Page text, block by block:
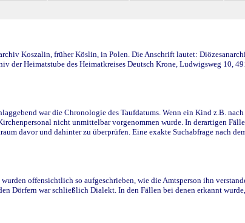
Koszalin, früher Köslin, in Polen. Die Anschrift lautet:
der Heimatstube des Heimatkreises Deutsch Krone, Ludwigsweg 10,
war die Chronologie des Taufdatums. Wenn ein Kind z.B.
nicht unmittelbar vorgenommen wurde. In derartigen
davor und dahinter zu überprüfen. Eine exakte Suchabfrage nach
offensichtlich so aufgeschrieben, wie die Amtsperson ihn
Dörfern war schließlich Dialekt. In den Fällen bei denen erkannt